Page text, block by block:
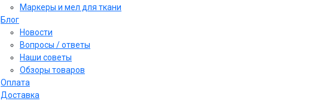
Маркеры и мел для ткани
Блог
Новости
Вопросы / ответы
Наши советы
Обзоры товаров
Оплата
Доставка